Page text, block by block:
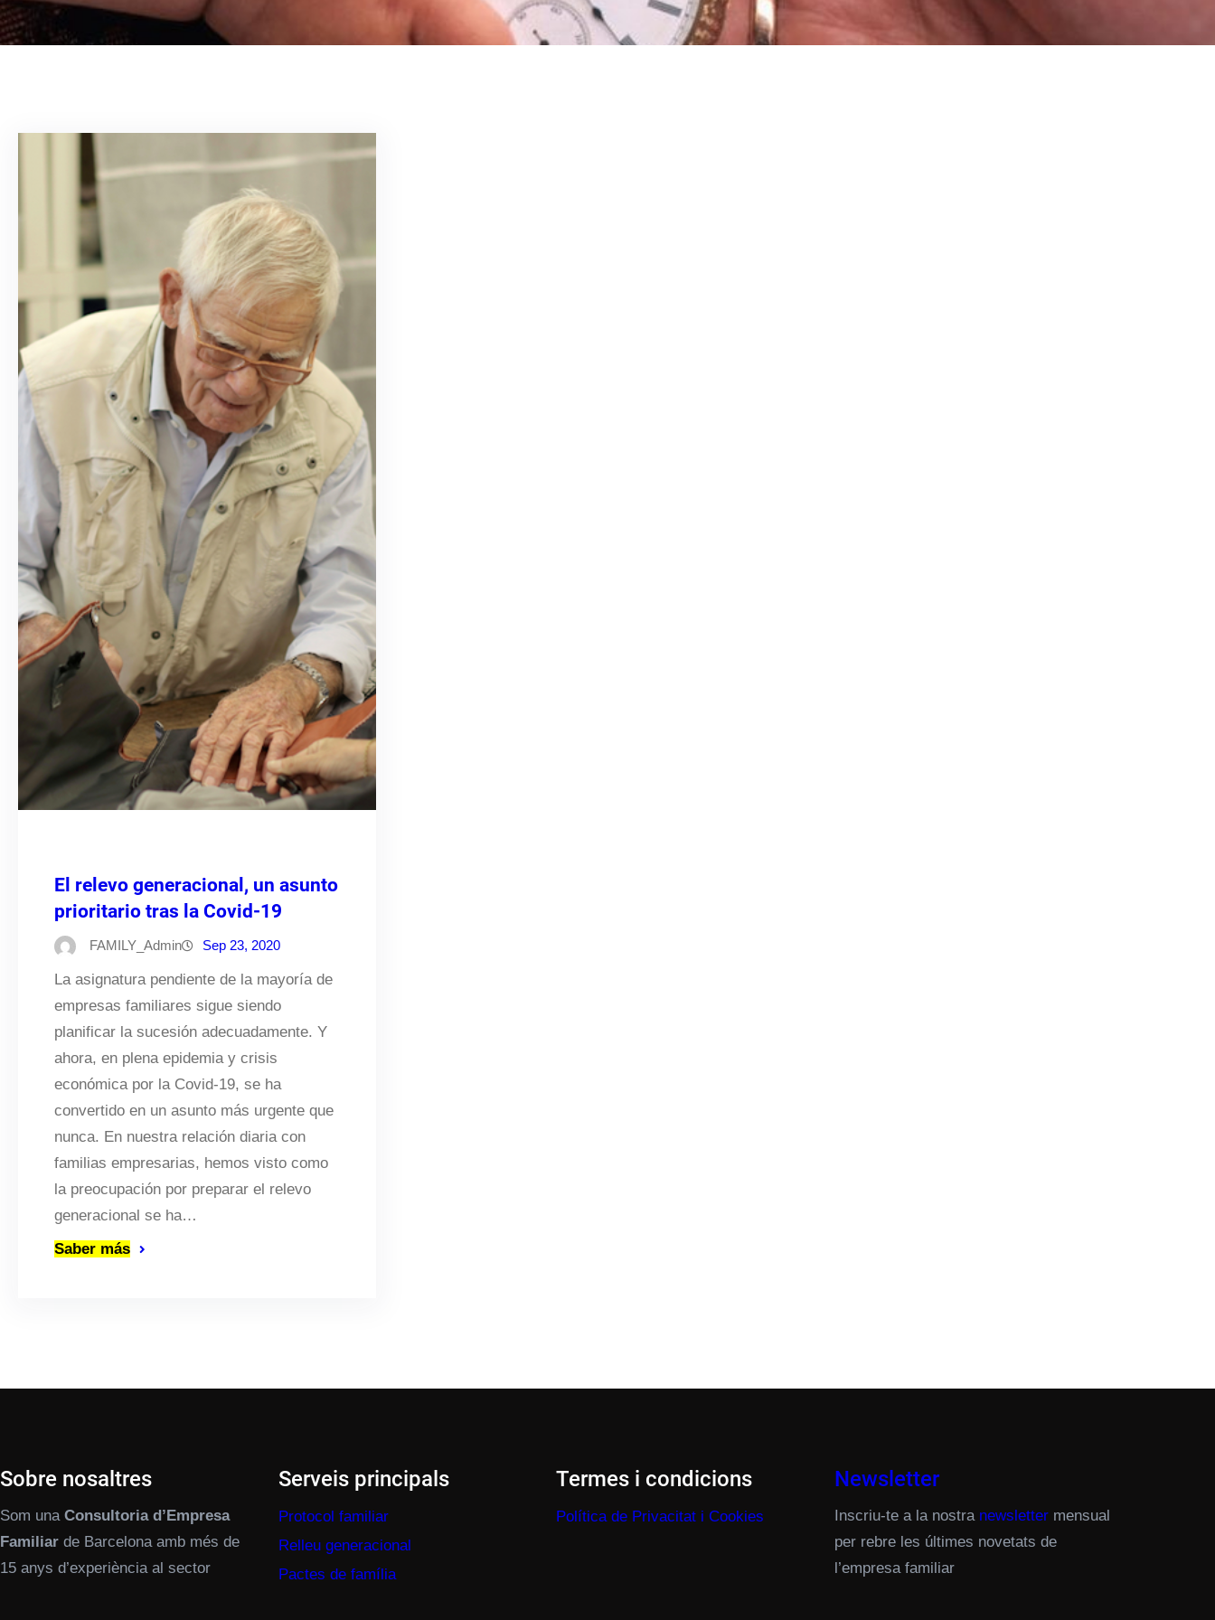
El relevo generacional, un asunto
prioritario tras la Covid-19
FAMILY_Admin Sep 23, 2020
La asignatura pendiente de la mayoría de
empresas familiares sigue siendo
planificar la sucesión adecuadamente. Y
ahora, en plena epidemia y crisis
económica por la Covid-19, se ha
convertido en un asunto más urgente que
nunca. En nuestra relación diaria con
familias empresarias, hemos visto como
la preocupación por preparar el relevo
generacional se ha…
Saber más
Sobre nosaltres
Som una Consultoria d’Empresa
Familiar de Barcelona amb més de
15 anys d’experiència al sector
Serveis principals
Protocol familiar
Relleu generacional
Pactes de família
Termes i condicions
Política de Privacitat i Cookies
Newsletter
Inscriu-te a la nostra newslettermensual
per rebre les últimes novetats de
l’empresa familiar